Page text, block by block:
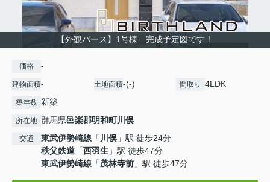
【外観パース】1号棟 完成予定図です！
価格 -
建物面積- 土地面積-(-) 間取り 4LDK
築年数 新築
所在地 群馬県邑楽郡明和町川俣
交通 東武伊勢崎線 「 川俣 」駅 徒歩24分
秩父鉄道 「西羽生 」駅 徒歩47分
東武伊勢崎線 「茂林寺前 」駅 徒歩47分